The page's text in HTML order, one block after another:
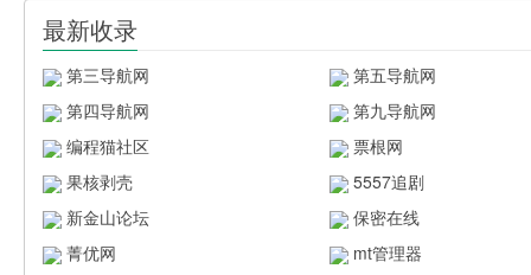
最新收录
第三导航网
第五导航网
第四导航网
第九导航网
编程猫社区
票根网
果核剥壳
5557追剧
新金山论坛
保密在线
菁优网
mt管理器